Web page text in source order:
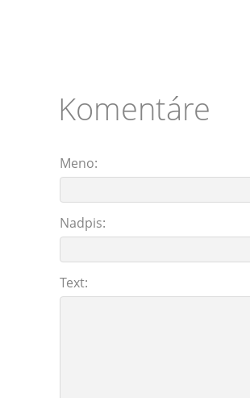
Komentáre
Meno:
Nadpis:
Text: